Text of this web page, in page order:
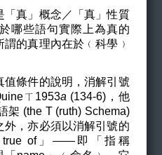
「真」概念／「真」性質
哪些語句實際上為真的
的真理內在於﹙科學﹚
條件的說明，消解引號
ㄒ1953a (134-6)，他
架 (the T (ruth) Schema)
，亦必須以消解引號的
true of」——即「指稱